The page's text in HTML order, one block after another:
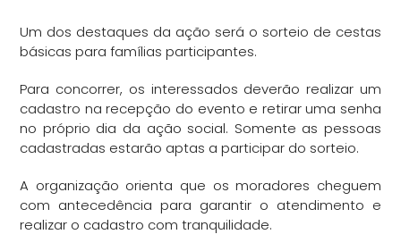
Um dos destaques da ação será o sorteio de cestas
básicas para famílias participantes.
Para concorrer, os interessados deverão realizar um
cadastro na recepção do evento e retirar uma senha
no próprio dia da ação social. Somente as pessoas
cadastradas estarão aptas a participar do sorteio.
A organização orienta que os moradores cheguem
com antecedência para garantir o atendimento e
realizar o cadastro com tranquilidade.